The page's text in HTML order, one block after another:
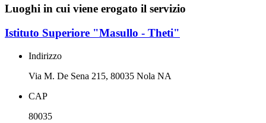
Luoghi in cui viene erogato il servizio
Istituto Superiore "Masullo - Theti"
Indirizzo
Via M. De Sena 215, 80035 Nola NA
CAP
80035